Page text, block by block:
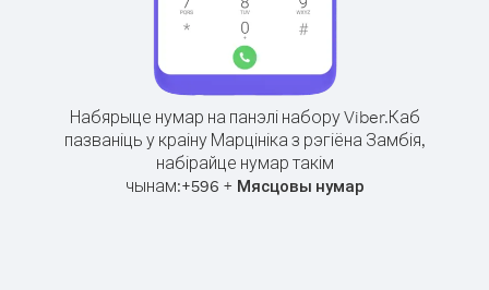
Набярыце нумар на панэлі набору Viber.Каб
пазваніць у краіну Марцініка з рэгіёна Замбія,
набірайце нумар такім
чынам:+596 + Мясцовы нумар